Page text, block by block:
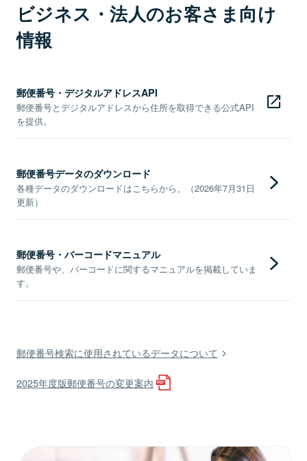
ビジネス・法人のお客さま向け
情報
郵便番号・デジタルアドレスAPI
郵便番号とデジタルアドレスから住所を取得できる公式API
を提供。
郵便番号データのダウンロード
各種データのダウンロードはこちらから。（2026年7月31日
更新）
郵便番号・バーコードマニュアル
郵便番号や、バーコードに関するマニュアルを掲載していま
す。
郵便番号検索に使用されているデータについて
2025年度版郵便番号の変更案内